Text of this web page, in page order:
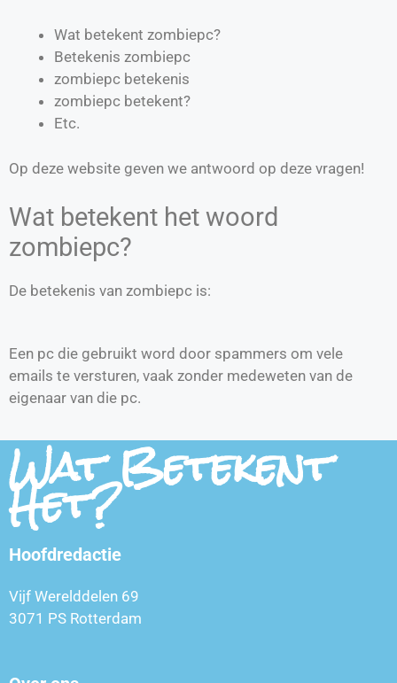
Wat betekent zombiepc?
Betekenis zombiepc
zombiepc betekenis
zombiepc betekent?
Etc.
Op deze website geven we antwoord op deze vragen!
Wat betekent het woord
zombiepc?
De betekenis van zombiepc is:
Een pc die gebruikt word door spammers om vele
emails te versturen, vaak zonder medeweten van de
eigenaar van die pc.
Wat Betekent
Het?
Hoofdredactie
Vijf Werelddelen 69
3071 PS Rotterdam